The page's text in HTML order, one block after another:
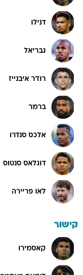
דנילו
גבריאל
רוז'ר איבנייז
ברמר
אלכס סנדרו
דוגלאס סנטוס
לאו פריירה
קישור
קאסמירו